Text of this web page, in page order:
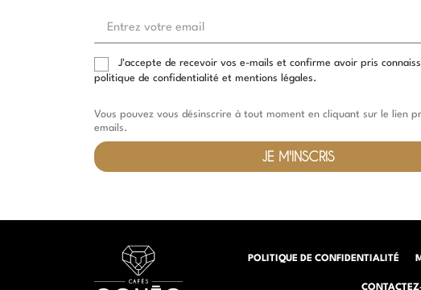
Entrez
votre
email
J'accepte de recevoir vos e-mails et confirme avoir pris
politique de confidentialité et mentions légales.
Vous pouvez vous désinscrire à tout moment en cliquant sur le lien
emails.
JE M'INSCRIS
POLITIQUE DE CONFIDENTIALITÉ